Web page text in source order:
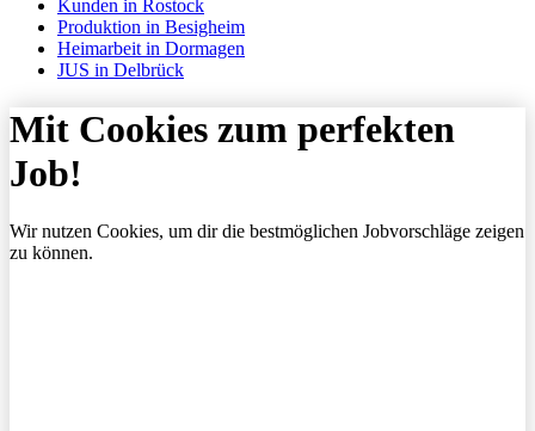
Kunden in Rostock
Produktion in Besigheim
Heimarbeit in Dormagen
JUS in Delbrück
Mit Cookies zum perfekten
Job!
Wir nutzen Cookies, um dir die bestmöglichen Jobvorschläge zeigen
zu können.